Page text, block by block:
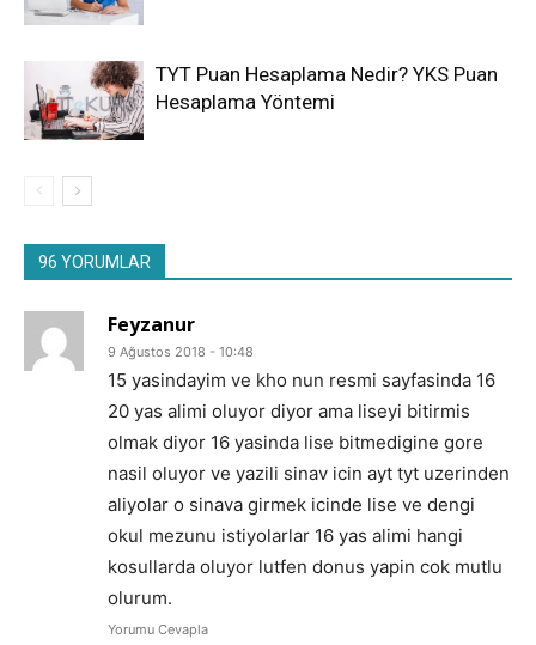
TYT Puan Hesaplama Nedir? YKS Puan
Hesaplama Yöntemi
96 YORUMLAR
Feyzanur
9 Ağustos 2018 - 10:48
15 yasindayim ve kho nun resmi sayfasinda 16
20 yas alimi oluyor diyor ama liseyi bitirmis
olmak diyor 16 yasinda lise bitmedigine gore
nasil oluyor ve yazili sinav icin ayt tyt uzerinden
aliyolar o sinava girmek icinde lise ve dengi
okul mezunu istiyolarlar 16 yas alimi hangi
kosullarda oluyor lutfen donus yapin cok mutlu
olurum.
Yorumu Cevapla